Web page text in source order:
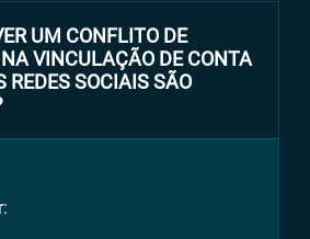
UM CONFLITO DE
VINCULAÇÃO DE CONTA
REDES SOCIAIS SÃO